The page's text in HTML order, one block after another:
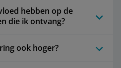
hebben op de
die ik ontvang?
ook hoger?